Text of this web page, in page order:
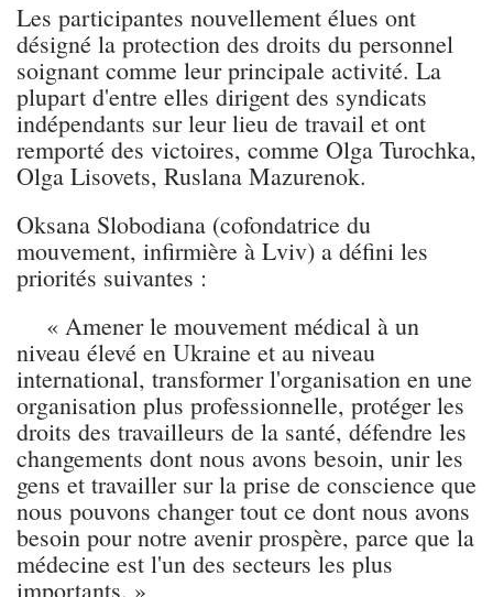
Les participantes nouvellement élues ont
désigné la protection des droits du personnel
soignant comme leur principale activité. La
plupart d'entre elles dirigent des syndicats
indépendants sur leur lieu de travail et ont
remporté des victoires, comme Olga Turochka,
Olga Lisovets, Ruslana Mazurenok.
Oksana Slobodiana (cofondatrice du
mouvement, infirmière à Lviv) a défini les
priorités suivantes :
« Amener le mouvement médical à un
niveau élevé en Ukraine et au niveau
international, transformer l'organisation en une
organisation plus professionnelle, protéger les
droits des travailleurs de la santé, défendre les
changements dont nous avons besoin, unir les
gens et travailler sur la prise de conscience que
nous pouvons changer tout ce dont nous avons
besoin pour notre avenir prospère, parce que la
médecine est l'un des secteurs les plus
importants. »